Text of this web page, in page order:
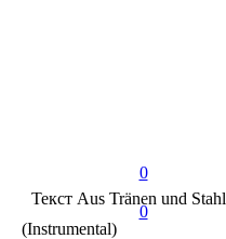
0
0
Текст Aus Tränen und Stahl
(Instrumental)